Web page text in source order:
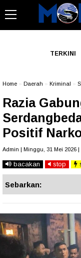
TERKINI
Home Daerah Kriminal
Razia
Positif
Admin | Minggu, 31 Mei 2026 |
bacakan stop
Sebarkan: